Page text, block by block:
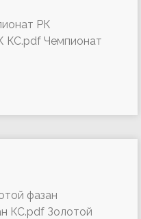
РК
КС.pdf Чемпионат
фазан
КС.pdf Золотой